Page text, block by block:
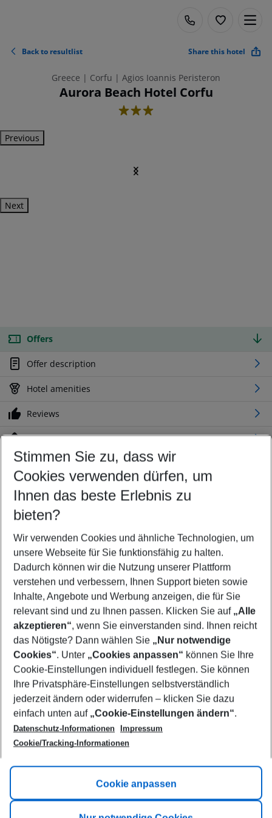
Back to resultlist Share this hotel
Greece | Corfu | Agios Ioannis Peristeron
Aurora Beach Hotel Corfu
3
Previous
Next
Offers
Offer description
Hotel amenities
Reviews
Location
Customize your offer
Find the perfect deal which suits your best
Your departure airport
Any airport
Select your date range
10/08/26–08/08/27 5-8 nights
Who will travel
2 adults No children
Show more filter
Footer
Footer navigation
Title A
Link A
Stimmen Sie zu, dass wir
Cookies verwenden dürfen, um
Ihnen das beste Erlebnis zu
bieten?
Wir verwenden Cookies und ähnliche Technologien, um
unsere Webseite für Sie funktionsfähig zu halten.
Dadurch können wir die Nutzung unserer Plattform
verstehen und verbessern, Ihnen Support bieten sowie
Inhalte, Angebote und Werbung anzeigen, die für Sie
relevant sind und zu Ihnen passen. Klicken Sie auf „Alle
akzeptieren“, wenn Sie einverstanden sind. Ihnen reicht
das Nötigste? Dann wählen Sie „Nur notwendige
Cookies“. Unter „Cookies anpassen“ können Sie Ihre
Cookie-Einstellungen individuell festlegen. Sie können
Ihre Privatsphäre-Einstellungen selbstverständlich
jederzeit ändern oder widerrufen – klicken Sie dazu
einfach unten auf „Cookie-Einstellungen ändern“.
Datenschutz-Informationen
Impressum
Cookie/Tracking-Informationen
Cookie anpassen